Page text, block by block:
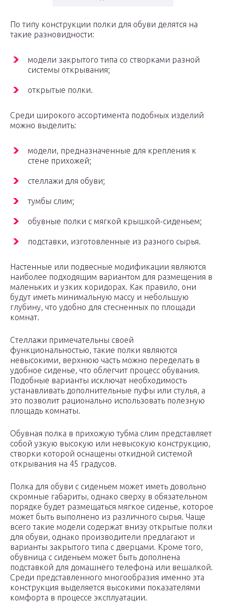
По типу конструкции полки для обуви делятся на
такие разновидности:
модели закрытого типа со створками разной
системы открывания;
открытые полки.
Среди широкого ассортимента подобных изделий
можно выделить:
модели, предназначенные для крепления к
стене прихожей;
стеллажи для обуви;
тумбы слим;
обувные полки с мягкой крышкой-сиденьем;
подставки, изготовленные из разного сырья.
Настенные или подвесные модификации являются
наиболее подходящим вариантом для размещения в
маленьких и узких коридорах. Как правило, они
будут иметь минимальную массу и небольшую
глубину, что удобно для стесненных по площади
комнат.
Стеллажи примечательны своей
функциональностью, такие полки являются
невысокими, верхнюю часть можно переделать в
удобное сиденье, что облегчит процесс обувания.
Подобные варианты исключат необходимость
устанавливать дополнительные пуфы или стулья, а
это позволит рационально использовать полезную
площадь комнаты.
Обувная полка в прихожую тубма слим представляет
собой узкую высокую или невысокую конструкцию,
створки которой оснащены откидной системой
открывания на 45 градусов.
Полка для обуви с сиденьем может иметь довольно
скромные габариты, однако сверху в обязательном
порядке будет размещаться мягкое сиденье, которое
может быть выполнено из различного сырья. Чаще
всего такие модели содержат внизу открытые полки
для обуви, однако производители предлагают и
варианты закрытого типа с дверцами. Кроме того,
обувница с сиденьем может быть дополнена
подставкой для домашнего телефона или вешалкой.
Среди представленного многообразия именно эта
конструкция выделяется высокими показателями
комфорта в процессе эксплуатации.